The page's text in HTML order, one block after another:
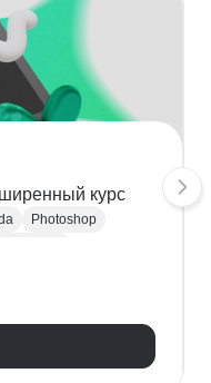
курс
Photoshop